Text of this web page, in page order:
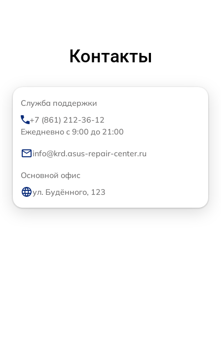
Контакты
Служба поддержки
+7 (861) 212-36-12
Ежедневно с 9:00 до 21:00
info@krd.asus-repair-center.ru
Основной офис
ул. Будённого, 123